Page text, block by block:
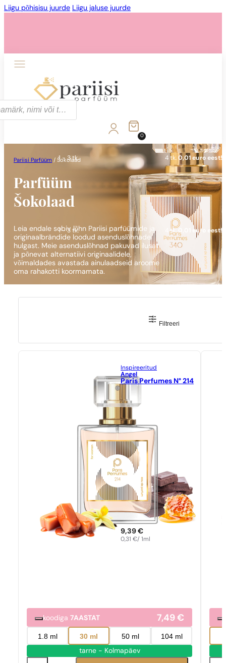
Liigu põhisisu juurde Liigu jaluse juurde
1 - 3 tk.
1 - 3 tk. 4 tk. 0,01 euro eest!
1 - 3 tk. 4 tk. 0,01 euro eest!
0
Pariisi Parfüüm /Šokolaad
Parfüüm
Šokolaad
Leia endale sobiv lõhn Pariisi parfüümide ja
originaalbrändide loodud asenduslõhnade
hulgast. Meie asenduslõhnad pakuvad ilusat
ja põnevat alternatiivi originaalidele,
võimaldades avastada ainulaadseid aroome
oma rahakotti koormamata.
Filtreeri
Inspireeritud
Angel
Paris Perfumes N° 214
9,39€
0,31€/ 1ml
koodiga7AASTAT 7,49€
1.8 ml 30 ml 50 ml 104 ml
tarne - Kolmapäev